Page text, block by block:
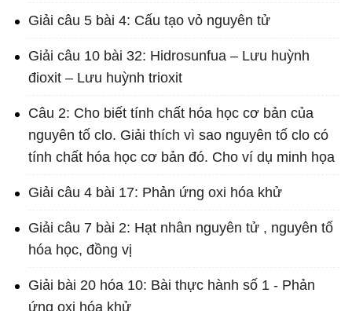
Giải câu 5 bài 4: Cấu tạo vỏ nguyên tử
Giải câu 10 bài 32: Hidrosunfua – Lưu huỳnh
đioxit – Lưu huỳnh trioxit
Câu 2: Cho biết tính chất hóa học cơ bản của
nguyên tố clo. Giải thích vì sao nguyên tố clo có
tính chất hóa học cơ bản đó. Cho ví dụ minh họa
Giải câu 4 bài 17: Phản ứng oxi hóa khử
Giải câu 7 bài 2: Hạt nhân nguyên tử , nguyên tố
hóa học, đồng vị
Giải bài 20 hóa 10: Bài thực hành số 1 - Phản
ứng oxi hóa khử